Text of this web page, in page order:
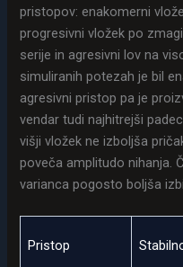
pristopov: enakomerni
progresivni vložek po
serije in agresivni lov na
simuliranih potezah je bil
agresivni pristop pa je
vendar tudi najhitrejši
višji vložek ne izboljša
poveča amplitudo nihanja.
varianca pogosto boljša
Pristop